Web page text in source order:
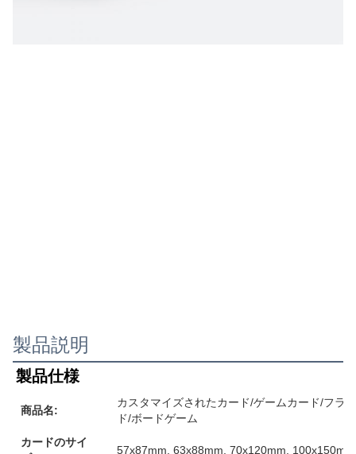
製品説明
製品仕様
商品名:
カスタマイズされたカード/ゲームカード/フラ
ド/ボードゲーム
カードのサイ
57x87mm, 63x88mm, 70x120mm,